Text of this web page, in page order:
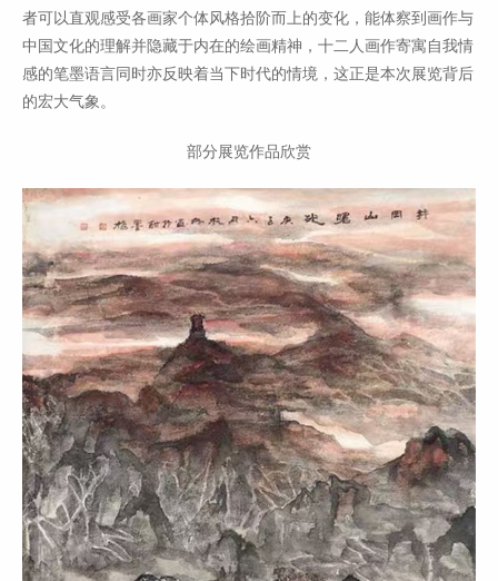
者可以直观感受各画家个体风格拾阶而上的变化，能体察到画作与
中国文化的理解并隐藏于内在的绘画精神，十二人画作寄寓自我情
感的笔墨语言同时亦反映着当下时代的情境，这正是本次展览背后
的宏大气象。
部分展览作品欣赏